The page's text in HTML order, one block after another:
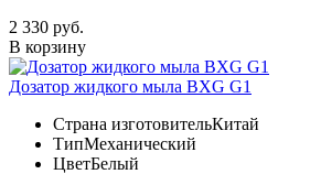
2 330 руб.
В корзину
Дозатор жидкого мыла BXG G1
Страна изготовительКитай
ТипМеханический
ЦветБелый